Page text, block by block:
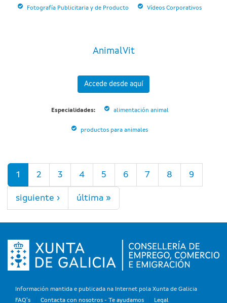
Fotografía Publicitaria y de Producto Vídeos Corporativos
AnimalVit
Accede desde aquí
Especialidades: alimentación animal
productos para animales
Páginas
1 2 3 4 5 6 7 8 9
siguiente › última »
Información mantida e publicada na Internet pola Xunta de Galicia
FAQ's
Contacta con nosotros - Te ayudamos Legal